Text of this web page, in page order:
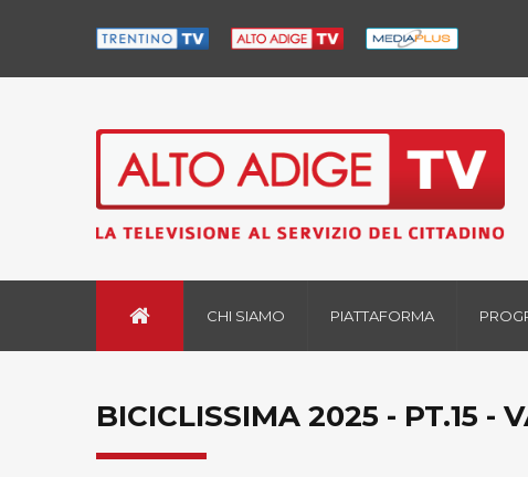
CHI SIAMO PIATTAFORMA
BICICLISSIMA 2025 - PT.15 -